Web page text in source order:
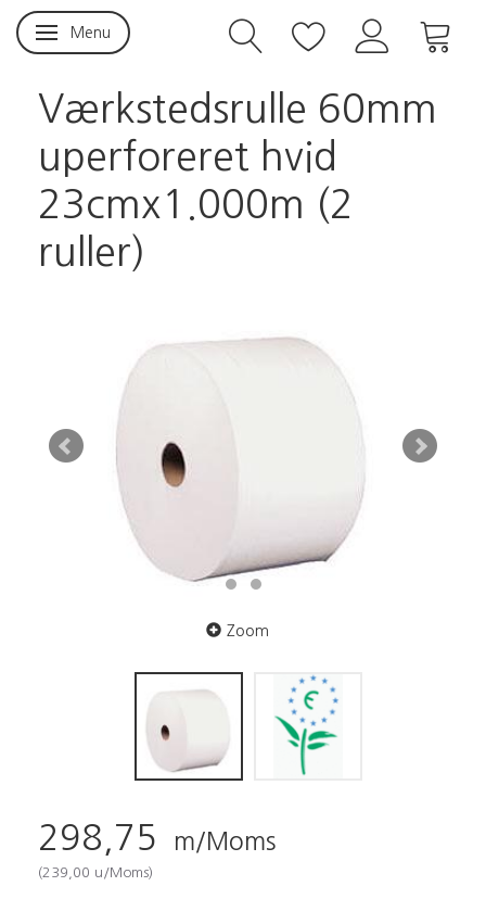
Skifte navigation
Menu
Værkstedsrulle 60mm
uperforeret hvid
23cmx1.000m (2
ruller)
Zoom
298,75 m/Moms
(239,00 u/Moms)